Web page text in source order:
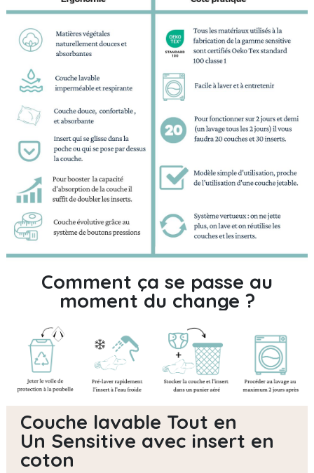
Comment ça se passe au
moment du change ?
Couche lavable Tout en
Un Sensitive avec insert en
coton